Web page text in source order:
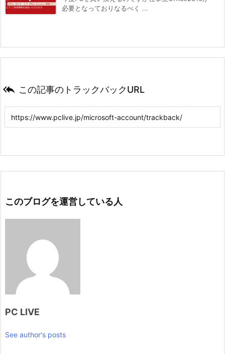
必要となっておりなるべく ...
 この記事のトラックバックURL
このブログを運営している人
PC LIVE
See author's posts